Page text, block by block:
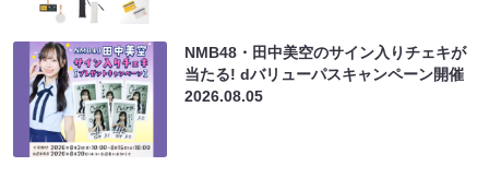
NMB48・田中美空のサイン入りチェキが
当たる! dバリューパスキャンペーン開催
2026.08.05